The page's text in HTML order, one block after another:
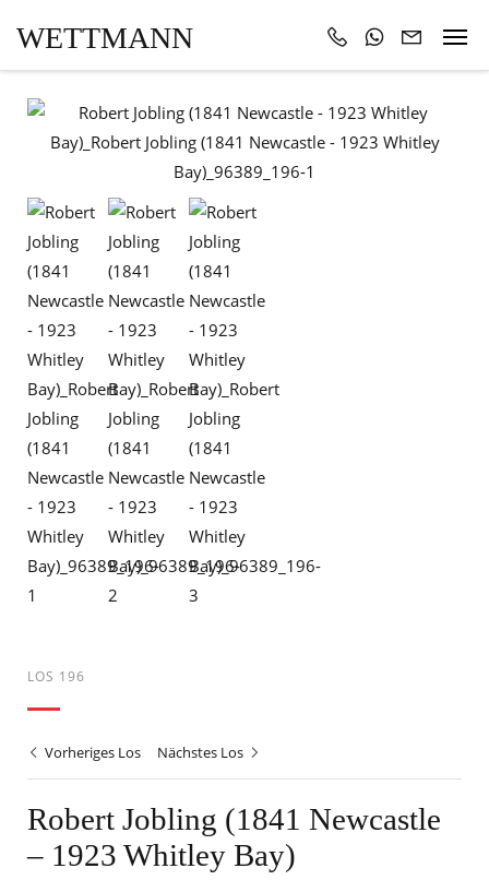
WETTMANN
LOS 196
Vorheriges Los Nächstes Los
Robert Jobling (1841 Newcastle
– 1923 Whitley Bay)